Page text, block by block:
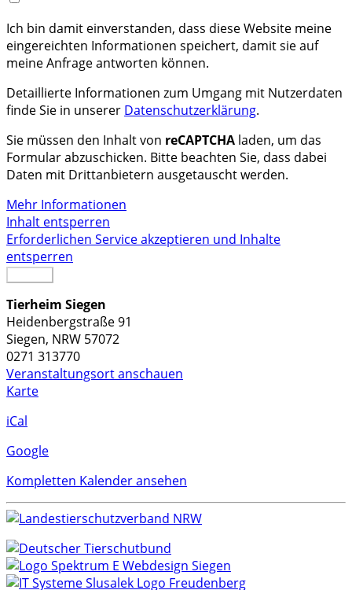
Ich bin damit einverstanden, dass diese Website meine
eingereichten Informationen speichert, damit sie auf
meine Anfrage antworten können.
Detaillierte Informationen zum Umgang mit Nutzerdaten
finde Sie in unserer Datenschutzerklärung.
Sie müssen den Inhalt von reCAPTCHA laden, um das
Formular abzuschicken. Bitte beachten Sie, dass dabei
Daten mit Drittanbietern ausgetauscht werden.
Mehr Informationen
Inhalt entsperren
Erforderlichen Service akzeptieren und Inhalte
entsperren
Tierheim Siegen
Heidenbergstraße 91
Siegen, NRW 57072
0271 313770
Veranstaltungsort anschauen
KarteTierheim
iCal
Google
Kompletten Kalender ansehen